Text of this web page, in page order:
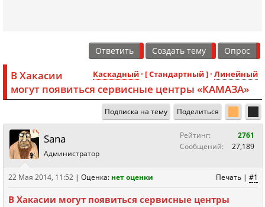
Ответить Создать тему Опрос
Каскадный· [ Стандартный ] · Линейный
В Хакасии
могут появиться сервисные центры «КАМАЗА»
Подписка на тему Поделиться
Sana
Администратор
Рейтинг:
2761
Сообщений:
27,189
Печать | #1
22 Мая 2014, 11:52 | Оценка: нет оценки
В Хакасии могут появиться сервисные центры